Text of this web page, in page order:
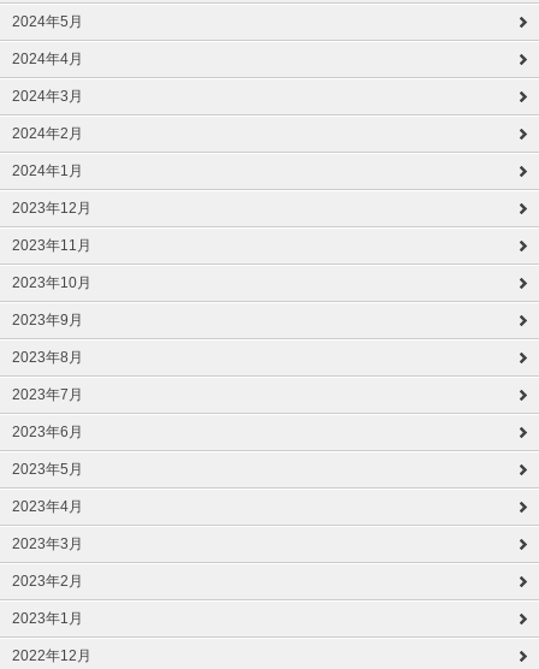
2024年5月
2024年4月
2024年3月
2024年2月
2024年1月
2023年12月
2023年11月
2023年10月
2023年9月
2023年8月
2023年7月
2023年6月
2023年5月
2023年4月
2023年3月
2023年2月
2023年1月
2022年12月